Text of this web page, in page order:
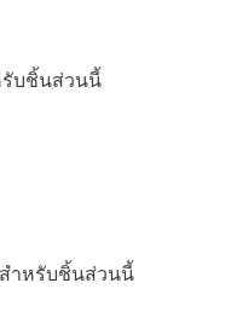
รับชิ้นส่วนนี้
ำหรับชิ้นส่วนนี้